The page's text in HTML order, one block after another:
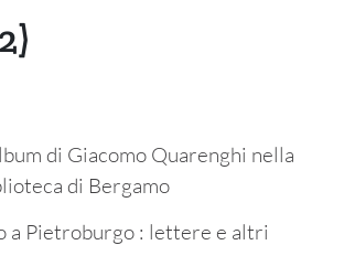
di Giacomo Quarenghi nella
di Bergamo
a Pietroburgo : lettere e altri